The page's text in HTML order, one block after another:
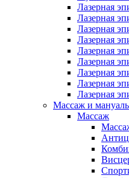
Лазерная
Лазерная
Лазерная
Лазерная
Лазерная
Лазерная
Лазерная
Лазерная
Лазерная
Массаж и
Массаж